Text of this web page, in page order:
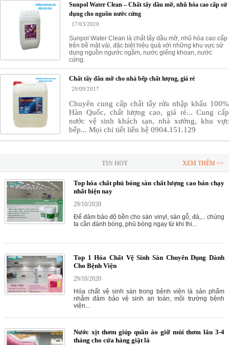
Sunpol Water Clean – Chất tẩy dầu mỡ, nhũ hóa cao cấp sử
dụng cho nguồn nước cứng
17/03/2020
Sunpol Water Clean là chất tẩy dầu mỡ, nhũ hóa cao cấp
trên bề mặt vải, đặc biệt hiệu quả với những khu vực sử
dụng nguồn ngước ngầm, nước giếng khoan, nước
cứng.
Chất tẩy dầu mỡ cho nhà bếp chất lượng, giá rẻ
29/09/2017
Chuyên cung cấp chất tẩy rửa nhập khẩu 100%
Hàn Quốc, chất lượng cao, giá rẻ... Cung cấp
nước vệ sinh khách sạn, nhà xưởng, khu vực
bếp... Mọi chi tiết liên hệ 0904.151.129
TIN HOT XEM THÊM >>
Top hóa chất phủ bóng sàn chất lượng cao bán chạy
nhất hiện nay
29/10/2020
Để đảm bảo độ bền cho sàn vinyl, sàn gỗ, đá,... chúng
ta cần đánh bóng, phủ bóng ngay từ khi thi...
Top 1 Hóa Chất Vệ Sinh Sàn Chuyên Dụng Dành
Cho Bệnh Viện
29/10/2020
Hóa chất vệ sinh sàn trong bệnh viện là sản phẩm
nhằm đảm bảo vệ sinh an toàn, môi trường bệnh
viện...
Nước xịt thơm giúp quần áo giữ mùi thơm lâu 3-4
tháng cho cửa hàng giặt là